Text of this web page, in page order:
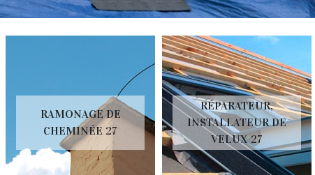
RAMONAGE DE
CHEMINÉE 27
RÉPARATEUR,
INSTALLATEUR DE
VELUX 27